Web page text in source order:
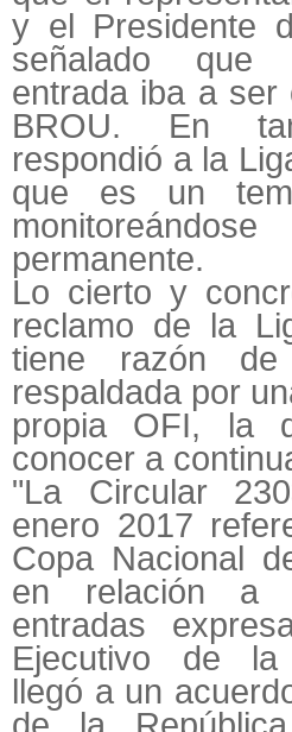
y el Presidente
señalado que
entrada iba a ser
BROU. En
respondió a la
que es un
permanente.
Lo cierto y
reclamo de la
tiene razón
respaldada por
propia OFI, la
conocer a
"La Circular
enero 2017
Copa Nacional
en relación a
entradas
Ejecutivo de la
llegó a un